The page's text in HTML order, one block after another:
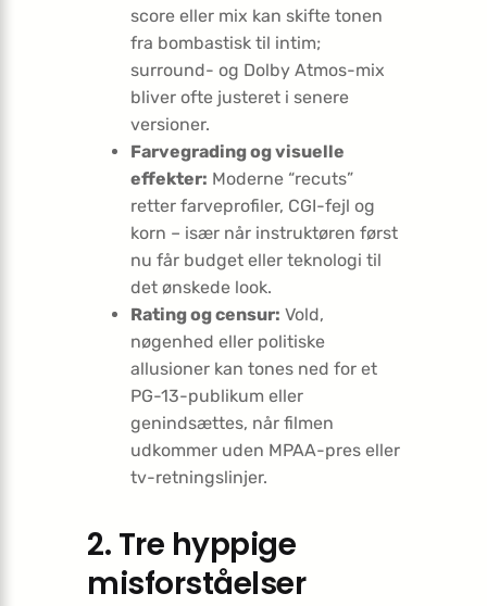
score eller mix kan skifte tonen
fra bombastisk til intim;
surround- og Dolby Atmos-mix
bliver ofte justeret i senere
versioner.
Farvegrading og visuelle
effekter: Moderne “recuts”
retter farveprofiler, CGI-fejl og
korn – især når instruktøren først
nu får budget eller teknologi til
det ønskede look.
Rating og censur: Vold,
nøgenhed eller politiske
allusioner kan tones ned for et
PG-13-publikum eller
genindsættes, når filmen
udkommer uden MPAA-pres eller
tv-retningslinjer.
2. Tre hyppige
misforståelser